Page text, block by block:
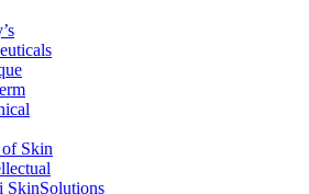
Skin
SkinSolutions